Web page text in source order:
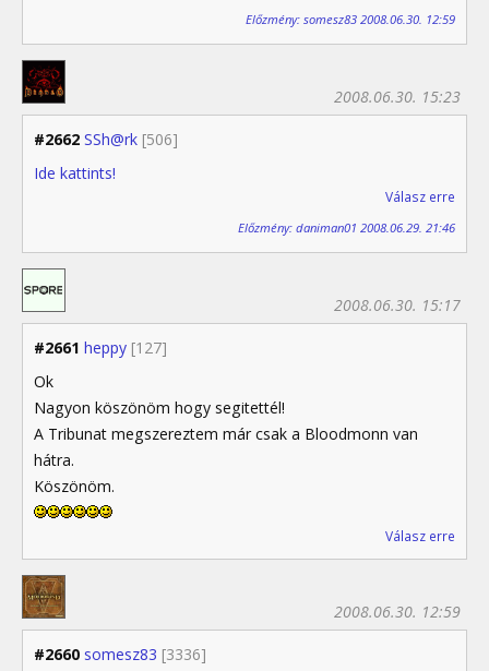
Előzmény: somesz83 2008.06.30. 12:59
#2662 SSh@rk [506]
2008.06.30. 15:23
Ide kattints!
Válasz erre
Előzmény: daniman01 2008.06.29. 21:46
#2661 heppy [127]
2008.06.30. 15:17
Ok
Nagyon köszönöm hogy segitettél!
A Tribunat megszereztem már csak a Bloodmonn van
hátra.
Köszönöm.
Válasz erre
#2660 somesz83 [3336]
2008.06.30. 12:59